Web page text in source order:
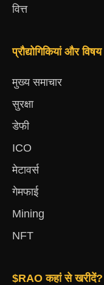
वित्त
प्रौद्योगिकियां और विषय
मुख्य समाचार
सुरक्षा
डेफी
ICO
मेटावर्स
गेमफाई
Mining
NFT
$RAO कहां से खरीदें?